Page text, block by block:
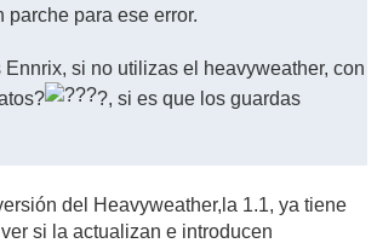
parche para ese error.
Ennrix, si no utilizas el heavyweather, con
?, si es que los guardas
del Heavyweather,la 1.1, ya tiene
si la actualizan e introducen